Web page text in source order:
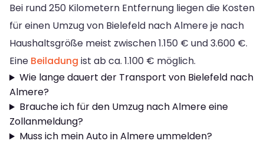
Bei rund 250 Kilometern Entfernung liegen die Kosten
für einen Umzug von Bielefeld nach Almere je nach
Haushaltsgröße meist zwischen 1.150 € und 3.600 €.
Eine Beiladung ist ab ca. 1.100 € möglich.
Wie lange dauert der Transport von Bielefeld nach
Almere?
Brauche ich für den Umzug nach Almere eine
Zollanmeldung?
Muss ich mein Auto in Almere ummelden?